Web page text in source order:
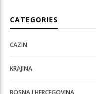
CATEGORIES
CAZIN
KRAJINA
BOSNA I HERCEGOVINA